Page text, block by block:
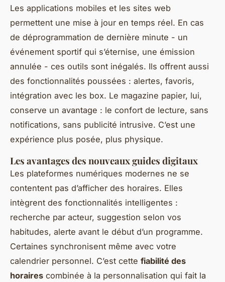
Les applications mobiles et les sites web
permettent une mise à jour en temps réel. En cas
de déprogrammation de dernière minute - un
événement sportif qui s’éternise, une émission
annulée - ces outils sont inégalés. Ils offrent aussi
des fonctionnalités poussées : alertes, favoris,
intégration avec les box. Le magazine papier, lui,
conserve un avantage : le confort de lecture, sans
notifications, sans publicité intrusive. C’est une
expérience plus posée, plus physique.
Les avantages des nouveaux guides digitaux
Les plateformes numériques modernes ne se
contentent pas d’afficher des horaires. Elles
intègrent des fonctionnalités intelligentes :
recherche par acteur, suggestion selon vos
habitudes, alerte avant le début d’un programme.
Certaines synchronisent même avec votre
calendrier personnel. C’est cette fiabilité des
horaires combinée à la personnalisation qui fait la